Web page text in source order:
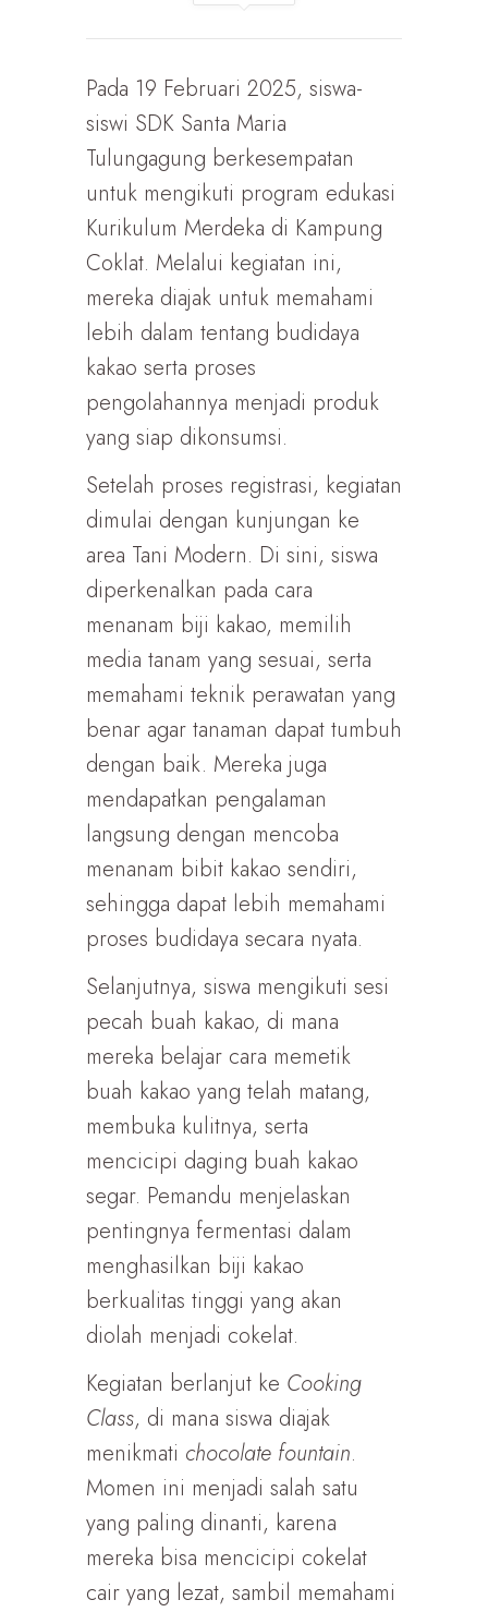
Pada 19 Februari 2025, siswa-
siswi SDK Santa Maria
Tulungagung berkesempatan
untuk mengikuti program edukasi
Kurikulum Merdeka di Kampung
Coklat. Melalui kegiatan ini,
mereka diajak untuk memahami
lebih dalam tentang budidaya
kakao serta proses
pengolahannya menjadi produk
yang siap dikonsumsi.
Setelah proses registrasi, kegiatan
dimulai dengan kunjungan ke
area Tani Modern. Di sini, siswa
diperkenalkan pada cara
menanam biji kakao, memilih
media tanam yang sesuai, serta
memahami teknik perawatan yang
benar agar tanaman dapat tumbuh
dengan baik. Mereka juga
mendapatkan pengalaman
langsung dengan mencoba
menanam bibit kakao sendiri,
sehingga dapat lebih memahami
proses budidaya secara nyata.
Selanjutnya, siswa mengikuti sesi
pecah buah kakao, di mana
mereka belajar cara memetik
buah kakao yang telah matang,
membuka kulitnya, serta
mencicipi daging buah kakao
segar. Pemandu menjelaskan
pentingnya fermentasi dalam
menghasilkan biji kakao
berkualitas tinggi yang akan
diolah menjadi cokelat.
Kegiatan berlanjut ke Cooking
Class, di mana siswa diajak
menikmati chocolate fountain.
Momen ini menjadi salah satu
yang paling dinanti, karena
mereka bisa mencicipi cokelat
cair yang lezat, sambil memahami